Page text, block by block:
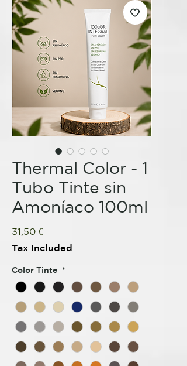
Thermal Color - 1
Tubo Tinte sin
Amoníaco 100ml
31,50 €Price
Tax Included
Color Tinte *